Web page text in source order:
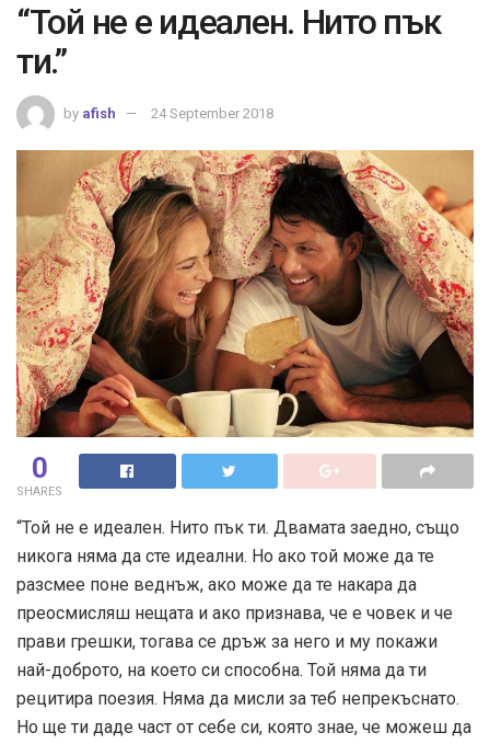
“Той не е идеален. Нито пък
ти.”
by afish 24 September 2018
0
SHARES
“Той не е идеален. Нито пък ти. Двамата заедно, също
никога няма да сте идеални. Но ако той може да те
разсмее поне веднъж, ако може да те накара да
преосмисляш нещата и ако признава, че е човек и че
прави грешки, тогава се дръж за него и му покажи
най-доброто, на което си способна. Той няма да ти
рецитира поезия. Няма да мисли за теб непрекъснато.
Но ще ти даде част от себе си, която знае, че можеш да